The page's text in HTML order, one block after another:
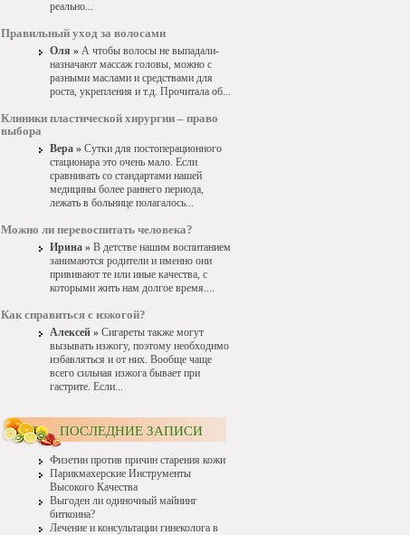
реально...
Правильный уход за волосами
Оля » А чтобы волосы не выпадали-
назначают массаж головы, можно с
разными маслами и средствами для
роста, укрепления и т.д. Прочитала об...
Клиники пластической хирургии – право
выбора
Вера » Сутки для постоперационного
стационара это очень мало. Если
сравнивать со стандартами нашей
медицины более раннего периода,
лежать в больнице полагалось...
Можно ли перевоспитать человека?
Ирина » В детстве нашим воспитанием
занимаются родители и именно они
прививают те или иные качества, с
которыми жить нам долгое время....
Как справиться с изжогой?
Алексей » Сигареты также могут
вызывать изжогу, поэтому необходимо
избавляться и от них. Вообще чаще
всего сильная изжога бывает при
гастрите. Если...
ПОСЛЕДНИЕ ЗАПИСИ
Физетин против причин старения кожи
Парикмахерские Инструменты
Высокого Качества
Выгоден ли одиночный майнинг
биткоина?
Лечение и консультации гинеколога в